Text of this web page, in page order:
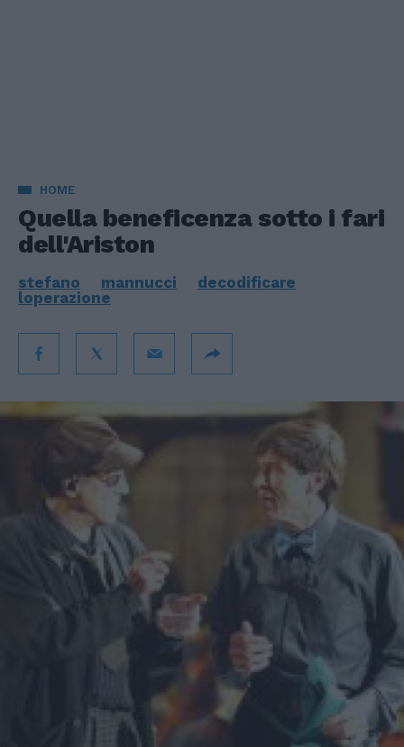
HOME
Quella beneficenza sotto i fari
dell'Ariston
stefano mannucci
decodificare
loperazione